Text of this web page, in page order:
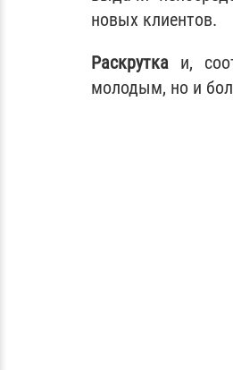
новых клиентов.
Раскрутка и,
молодым, но и